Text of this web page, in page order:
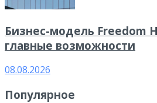
Бизнес-модель Freedom
главные возможности
08.08.2026
Популярное